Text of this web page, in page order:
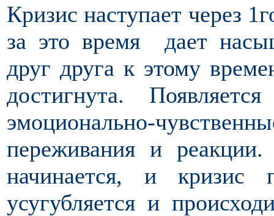
Кризис наступает через
за это время дает
друг друга к этому
достигнута.
эмоционально-
переживания и
начинается, и кризис
усугубляется и